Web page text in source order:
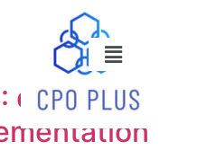
définition,